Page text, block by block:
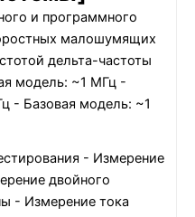
и программного
малошумящих
дельта-частоты
модель: ~1 МГц -
- Базовая модель: ~1
- Измерение
двойного
- Измерение тока